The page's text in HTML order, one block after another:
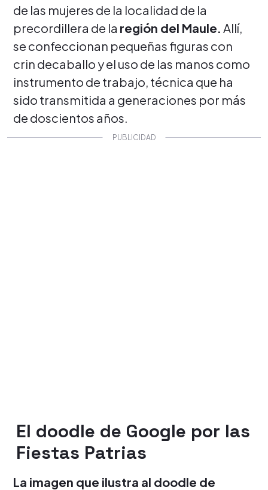
de las mujeres de la localidad de la
precordillera de la región del Maule. Allí,
se confeccionan pequeñas figuras con
crin decaballo y el uso de las manos como
instrumento de trabajo, técnica que ha
sido transmitida a generaciones por más
de doscientos años.
El doodle de Google por las
Fiestas Patrias
La imagen que ilustra al doodle de